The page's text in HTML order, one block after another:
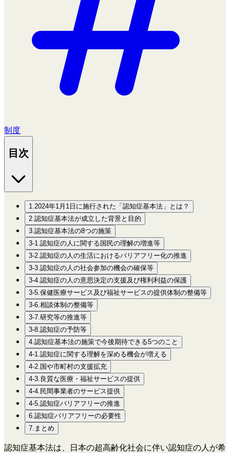
制度
目次
1.2024年1月1日に施行された「認知症基本法」とは？
2.認知症基本法が成立した背景と目的
3.認知症基本法の8つの施策
3-1.認知症の人に関する国民の理解の増進等
3-2.認知症の人の生活におけるバリアフリー化の推進
3-3.認知症の人の社会参加の機会の確保等
3-4.認知症の人の意思決定の支援及び権利利益の保護
3-5.保健医療サービス及び福祉サービスの提供体制の整備等
3-6.相談体制の整備等
3-7.研究等の推進等
3-8.認知症の予防等
4.認知症基本法の施策で今後期待できる5つのこと
4-1.認知症に関する理解を深める機会が増える
4-2.国や市町村の支援拡充
4-3.良質な医療・福祉サービスの提供
4-4.民間事業者のサービス提供
4-5.認知症バリアフリーの推進
6.認知症バリアフリーの必要性
7.まとめ
認知症基本法は、日本の超高齢化社会に伴い認知症の人が希